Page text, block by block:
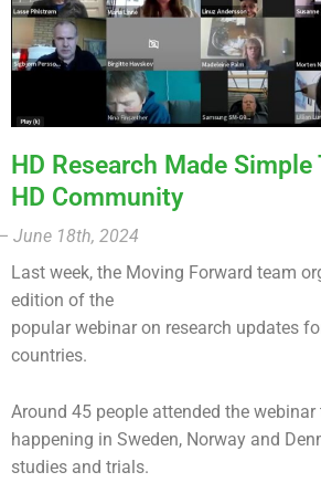
HD Research Made
HD Community​
June 18th, 2024
Last week, the Moving Forward team
edition of the
popular webinar on research updates
countries.
Around 45 people attended the
happening in Sweden, Norway and
studies and trials.